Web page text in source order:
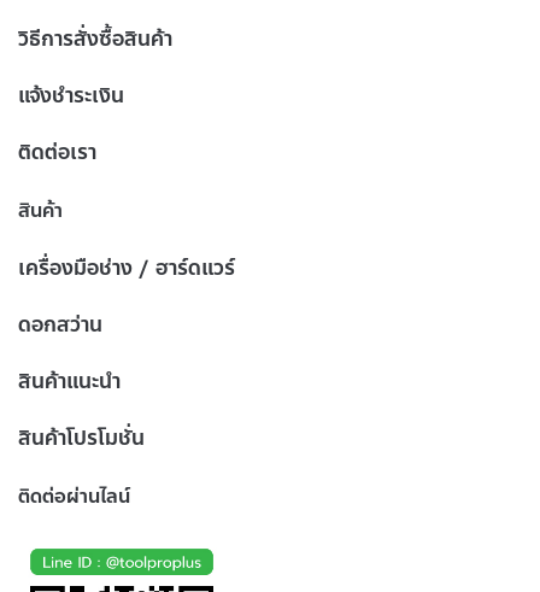
วิธีการสั่งซื้อสินค้า
แจ้งชำระเงิน
ติดต่อเรา
สินค้า
เครื่องมือช่าง / ฮาร์ดแวร์
ดอกสว่าน
สินค้าแนะนำ
สินค้าโปรโมชั่น
ติดต่อผ่านไลน์